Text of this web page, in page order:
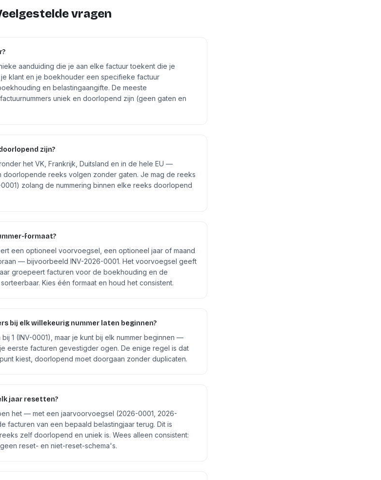
vragen
aanduiding die je aan elke factuur toekent die je
klant en je boekhouder een specifieke factuur
en belastingaangifte. De meeste
uniek en doorlopend zijn (geen gaten en
zijn?
het VK, Frankrijk, Duitsland en in de hele EU —
doorlopende reeks volgen zonder gaten. Je mag de reeks
zolang de nummering binnen elke reeks doorlopend
formaat?
een optioneel voorvoegsel, een optioneel jaar of maand
— bijvoorbeeld INV-2026-0001. Het voorvoegsel geeft
groepeert facturen voor de boekhouding en de
Kies één formaat en houd het consistent.
bij elk willekeurig nummer laten beginnen?
1 (INV-0001), maar je kunt bij elk nummer beginnen —
eerste facturen gevestigder ogen. De enige regel is dat
kiest, doorlopend moet doorgaan zonder duplicaten.
jaar resetten?
het — met een jaarvoorvoegsel (2026-0001, 2026-
facturen van een bepaald belastingjaar terug. Dit is
zelf doorlopend en uniek is. Wees alleen consistent:
reset- en niet-reset-schema's.